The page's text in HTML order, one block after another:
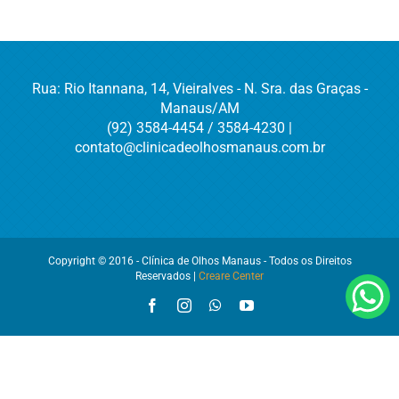
Rua: Rio Itannana, 14, Vieiralves - N. Sra. das Graças -
Manaus/AM
(92) 3584-4454 / 3584-4230 |
contato@clinicadeolhosmanaus.com.br
Copyright © 2016 - Clínica de Olhos Manaus - Todos os Direitos
Reservados | Creare Center
FacebookInstagramWhatsAppYouTube